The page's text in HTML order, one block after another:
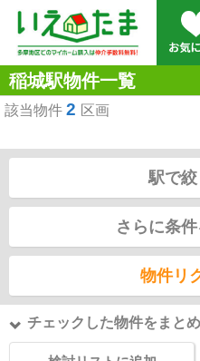
稲城駅物件一覧
該当物件 2 区画
駅で
さらに条
物件リ
チェックした物件をまと